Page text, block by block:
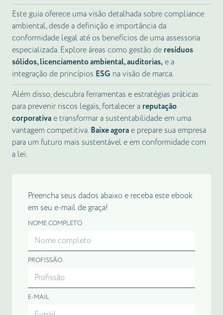
Este guia oferece uma visão detalhada sobre compliance
ambiental, desde a definição e importância da
conformidade legal até os benefícios de uma assessoria
especializada. Explore áreas como gestão de resíduos
sólidos, licenciamento ambiental, auditorias,e a
integração de princípios ESG na visão de marca.
Além disso, descubra ferramentas e estratégias práticas
para prevenir riscos legais, fortalecer a reputação
corporativae transformar a sustentabilidade em uma
vantagem competitiva. Baixe agorae prepare sua empresa
para um futuro mais sustentável e em conformidade com
a lei.
Preencha seus dados abaixo e receba este ebook
em seu e-mail de graça!
NOME COMPLETO
PROFISSÃO
E-MAIL